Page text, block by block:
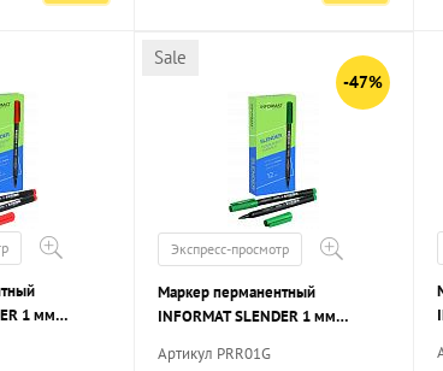
1 мм
Sale
-47%
Экспресс-просмотр
Маркер перманентный
INFORMAT SLENDER 1 мм
Артикул PRR01G